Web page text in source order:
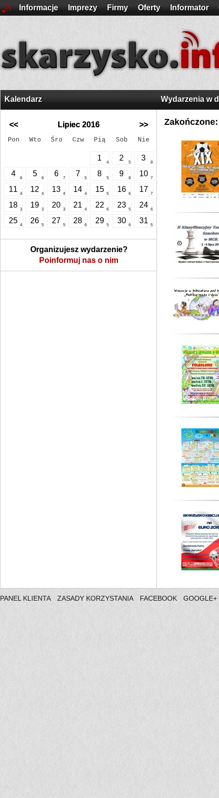
Informacje Imprezy Firmy Oferty Informator
Kalendarz
<< Lipiec 2016 >>
Pon Wto Śro Czw Pią Sob Nie
1
4
2
5
3
8
4
6
5
6
6
7
7
5
8
5
9
8
10
7
11
4
12
4
13
4
14
4
15
5
16
6
17
7
18
3
19
3
20
3
21
4
22
6
23
5
24
6
25
4
26
5
27
5
28
6
29
5
30
6
31
5
Organizujesz wydarzenie?
Poinformuj nas o nim
Wydarzenia w
Zakończone:
PANEL KLIENTA ZASADY KORZYSTANIA FACEBOOK GOOGLE+